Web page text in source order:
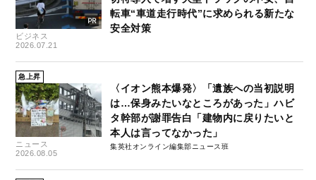
ビジネス
2026.07.21
転車“車道走行時代”に求められる新たな
安全対策
急上昇
ニュース
2026.08.05
〈イオン熊本爆発〉「遺族への当初説明
は…保身みたいなところがあった」ハビ
タ幹部が謝罪告白「建物内に戻りたいと
本人は言ってなかった」
集英社オンライン編集部ニュース班